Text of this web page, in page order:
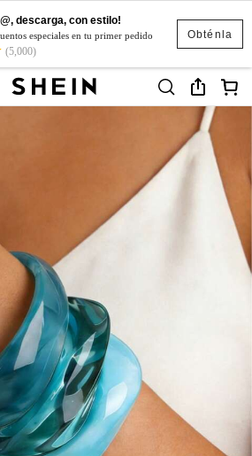
Obténla
descarga, con estilo!
especiales en tu primer pedido
(5,000)